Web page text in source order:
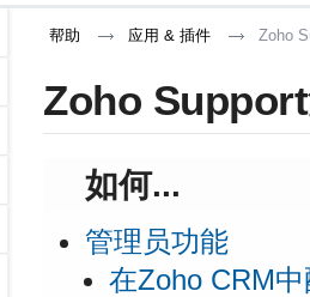
帮助 应用 & 插件 Zoho
Zoho
如何...
管理员功能
在Zoho CRM